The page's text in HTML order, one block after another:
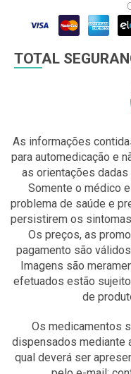
TOTAL
As informações
para automedicação e
as orientações
Somente o médico
problema de saúde e
persistirem os
Os preços, as
pagamento são
Imagens são
efetuados estão
de
Os medicamentos
dispensados mediante
qual deverá ser